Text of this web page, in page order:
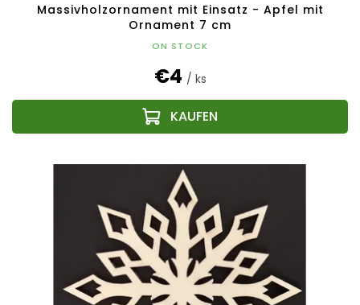
Massivholzornament mit Einsatz - Apfel mit
Ornament 7 cm
ON STOCK
€4 / ks